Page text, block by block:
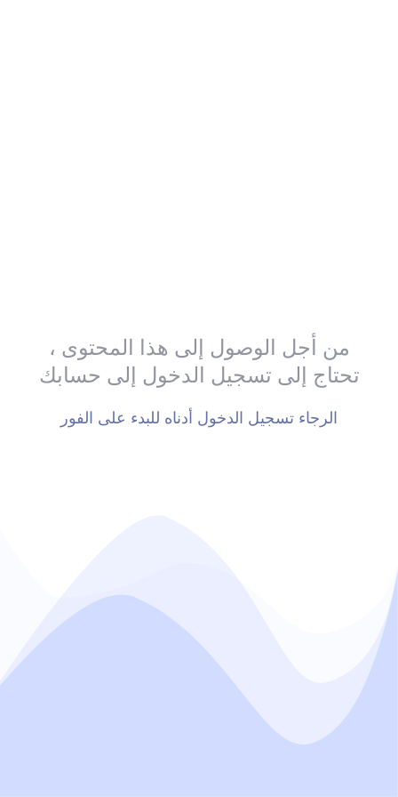
من أجل الوصول إلى هذا المحتوى ،
تحتاج إلى تسجيل الدخول إلى حسابك
الرجاء تسجيل الدخول أدناه للبدء على الفور